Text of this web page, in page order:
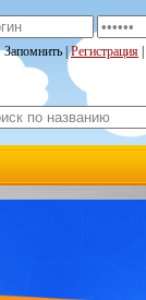
Запомнить |Регистрация